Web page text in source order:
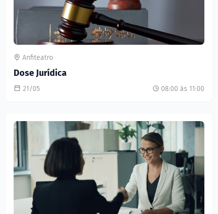
Anfiteatro
Dose Jurídica
21/05 08:00 às 11:00